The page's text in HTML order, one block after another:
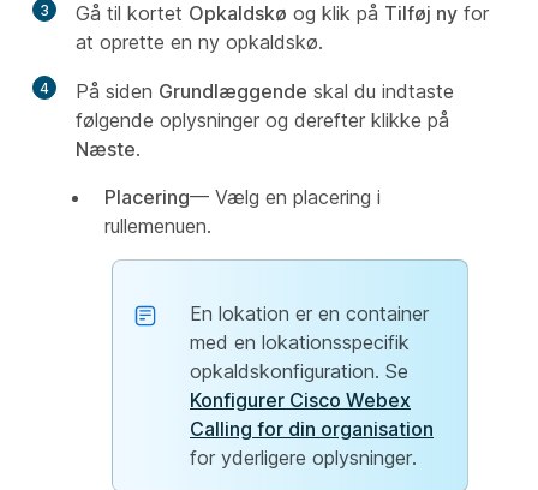
3 Gå til kortet Opkaldskø og klik på Tilføj ny for
at oprette en ny opkaldskø.
4 På siden Grundlæggende skal du indtaste
følgende oplysninger og derefter klikke på
Næste.
Placering— Vælg en placering i
rullemenuen.
En lokation er en container
med en lokationsspecifik
opkaldskonfiguration. Se
Konfigurer Cisco Webex
Calling for din organisation
for yderligere oplysninger.